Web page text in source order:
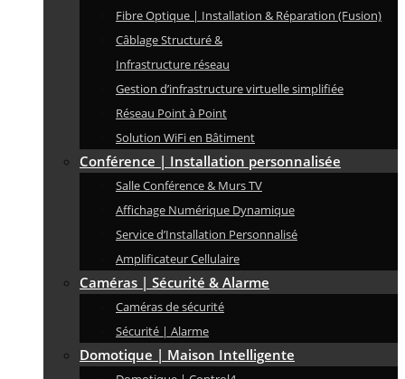
Fibre Optique | Installation & Réparation (Fusion)
Câblage Structuré &
Infrastructure réseau
Gestion d’infrastructure virtuelle simplifiée
Réseau Point à Point
Solution WiFi en Bâtiment
Conférence | Installation personnalisée
Salle Conférence & Murs TV
Affichage Numérique Dynamique
Service d’Installation Personnalisé
Amplificateur Cellulaire
Caméras | Sécurité & Alarme
Caméras de sécurité
Sécurité | Alarme
Domotique | Maison Intelligente